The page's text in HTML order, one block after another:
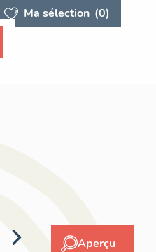
Ma sélection (0)
Aperçu